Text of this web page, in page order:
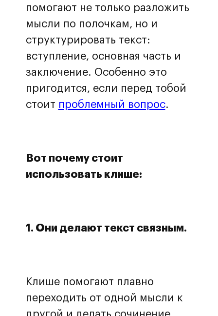
помогают не только разложить
мысли по полочкам, но и
структурировать текст:
вступление, основная часть и
заключение. Особенно это
пригодится, если перед тобой
стоит проблемный вопрос.
Вот почему стоит
использовать клише:
1. Они делают текст связным.
Клише помогают плавно
переходить от одной мысли к